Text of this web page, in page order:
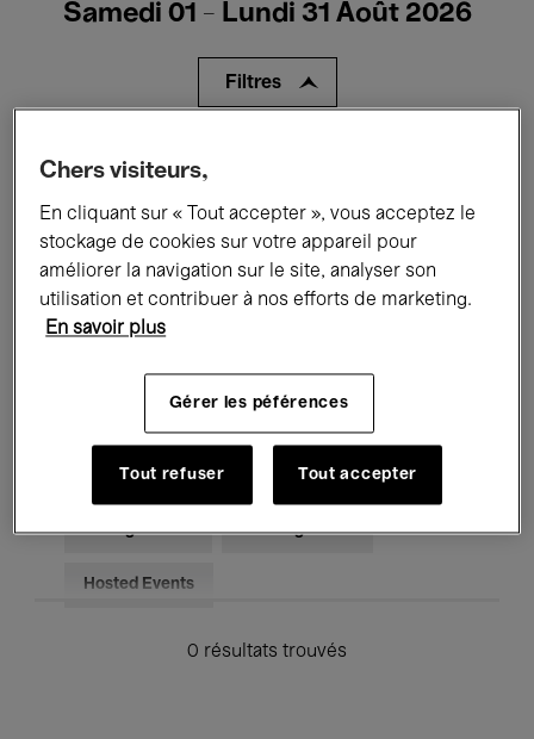
Samedi 01 - Lundi 31 Août 2026
Filtres
Tous les événements
Expositions Films Performances
Rencontres & Débats Jazz
Musique classique
Musique électronique
Pour tous Kids’ Palace
Enseignement Visites guidées
Hosted Events
0 résultats trouvés
Chers visiteurs,
En cliquant sur « Tout accepter », vous acceptez le
stockage de cookies sur votre appareil pour
améliorer la navigation sur le site, analyser son
utilisation et contribuer à nos efforts de marketing.
En savoir plus
Gérer les péférences
Tout refuser Tout accepter